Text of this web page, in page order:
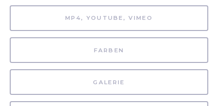
MP4, YOUTUBE, VIMEO
FARBEN
GALERIE